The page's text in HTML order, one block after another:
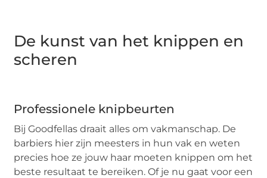
De kunst van het knippen en
scheren
Professionele knipbeurten
Bij Goodfellas draait alles om vakmanschap. De
barbiers hier zijn meesters in hun vak en weten
precies hoe ze jouw haar moeten knippen om het
beste resultaat te bereiken. Of je nu gaat voor een